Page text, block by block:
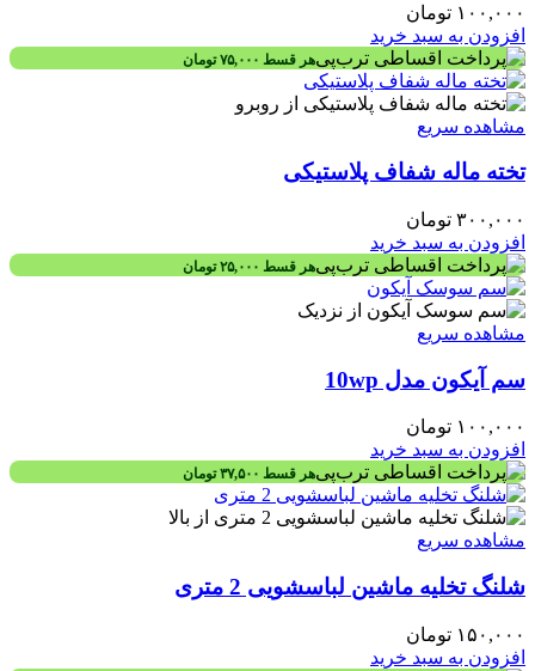
۱۰۰,۰۰۰ تومان
افزودن به سبد خرید
هر قسط ۷۵,۰۰۰ تومان
مشاهده سریع
تخته ماله شفاف پلاستیکی
۳۰۰,۰۰۰ تومان
افزودن به سبد خرید
هر قسط ۲۵,۰۰۰ تومان
مشاهده سریع
سم آیکون مدل 10wp
۱۰۰,۰۰۰ تومان
افزودن به سبد خرید
هر قسط ۳۷,۵۰۰ تومان
مشاهده سریع
شلنگ تخلیه ماشین لباسشویی 2 متری
۱۵۰,۰۰۰ تومان
افزودن به سبد خرید